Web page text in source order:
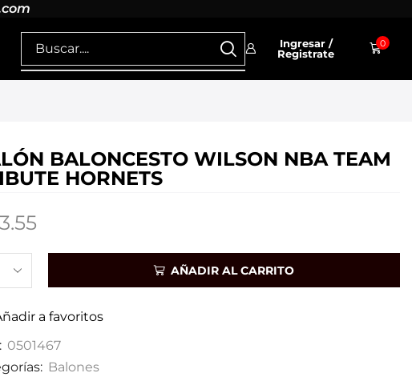
Ingresar /
Registrate
0
BALONCESTO WILSON NBA TEAM
HORNETS
AÑADIR AL CARRITO
a favoritos
0501467
Balones